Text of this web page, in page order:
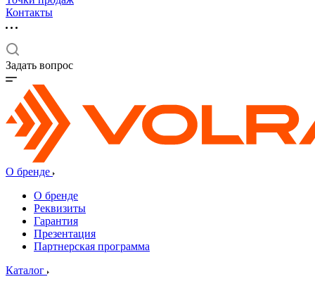
Контакты
Задать вопрос
О бренде
О бренде
Реквизиты
Гарантия
Презентация
Партнерская программа
Каталог